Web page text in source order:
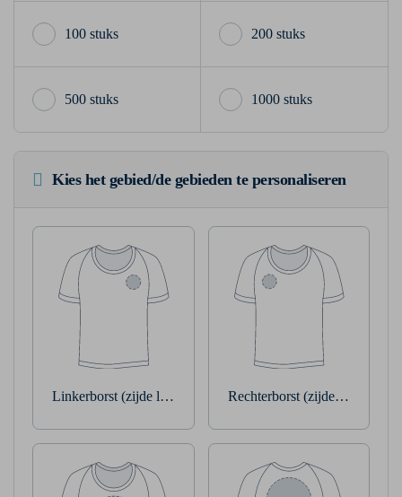
100 stuks 200 stuks
500 stuks 1000 stuks
Kies het gebied/de gebieden te personaliseren
Linkerborst (zijde linkerarm) Rechterborst (zijde